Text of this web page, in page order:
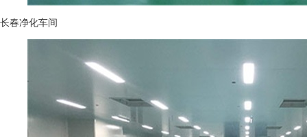
长春净化车间